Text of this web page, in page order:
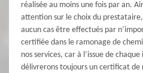
réalisée au moins une fois par an.
attention sur le choix du
aucun cas être effectués par
certifiée dans le ramonage de
nos services, car à l’issue de
délivrerons toujours un certificat de